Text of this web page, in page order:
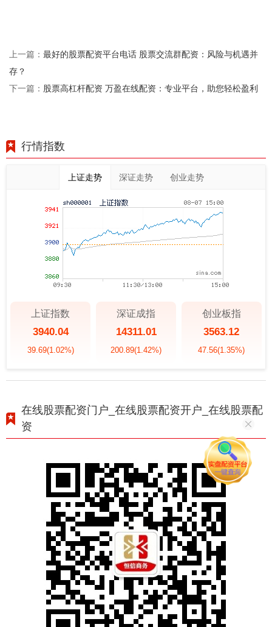
上一篇： 最好的股票配资平台电话 股票交流群配资：风险与机遇并
存？
下一篇： 股票高杠杆配资 万盈在线配资：专业平台，助您轻松盈利
行情指数
上证走势 深证走势 创业走势
上证指数
3940.04
39.69(1.02%)
深证成指
14311.01
200.89(1.42%)
创业板指
3563.12
47.56(1.35%)
在线股票配资门户_在线股票配资开户_在线股票配
资